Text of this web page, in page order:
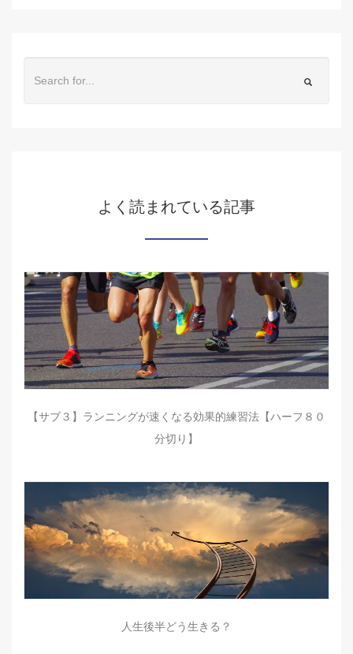
よく読まれている記事
【サブ３】ランニングが速くなる効果的練習法【ハーフ８０
分切り】
人生後半どう生きる？